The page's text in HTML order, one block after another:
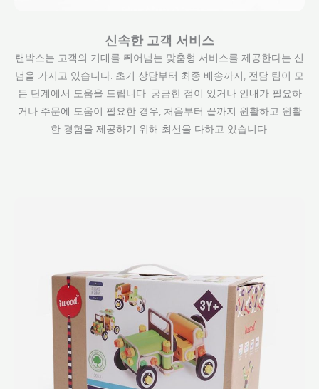
신속한 고객 서비스
랜박스는 고객의 기대를 뛰어넘는 맞춤형 서비스를 제공한다는 신
념을 가지고 있습니다. 초기 상담부터 최종 배송까지, 전담 팀이 모
든 단계에서 도움을 드립니다. 궁금한 점이 있거나 안내가 필요하
거나 주문에 도움이 필요한 경우, 처음부터 끝까지 원활하고 원활
한 경험을 제공하기 위해 최선을 다하고 있습니다.